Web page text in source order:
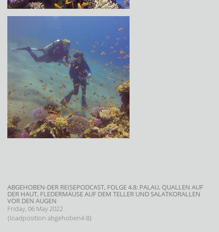
ABGEHOBEN-DER REISEPODCAST, FOLGE 4.8: PALAU, QUALLEN AUF
DER HAUT, FLEDERMÄUSE AUF DEM TELLER UND SALATKORALLEN
VOR DEN AUGEN
Friday, 06 May 2022
{loadposition abgehoben4-8}